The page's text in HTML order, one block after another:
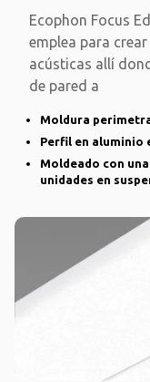
Ecophon Focus
emplea para
acústicas allí
de pared a
Moldura
Perfil en aluminio
Moldeado con
unidades en